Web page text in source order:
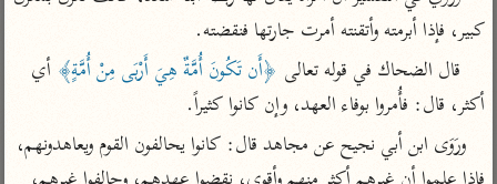
جمع الأقوال
تفسير ابن الجوزي
تفسير الماوردي
منتقاة
تفسير الرازي
أخرى
أضواء البيان
تفسير الجلالين
كبير، فإذا أبرمته وأتقنته أمرت جارتها فنقضته.
قال الضحاك في قوله تعالى ﴿أَن تَكُونَ أُمَّةٌ هِيَ أَرْبَى مِنْ أُمَّةٍ﴾
أكثر، قال: فأُمروا بوفاء العهد، وإن كانوا كثيراً.